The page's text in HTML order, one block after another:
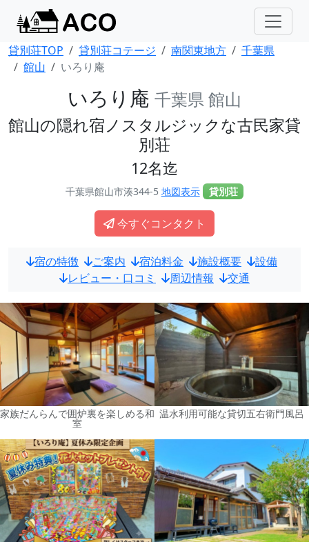
貸別荘TOP 貸別荘コテージ 南関東地方
千葉県
館山
いろり庵
いろり庵 千葉県 館山
館山の隠れ宿ノスタルジックな古民家貸
別荘
12名迄
千葉県館山市湊344-5 地図表示 貸別荘
今すぐコンタクト
宿の特徴 ご案内 宿泊料金 施設概要
設備
レビュー・口コミ
周辺情報 交通
家族だんらんで囲炉裏を楽しめる和
室
温水利用可能な貸切五右衛門風呂